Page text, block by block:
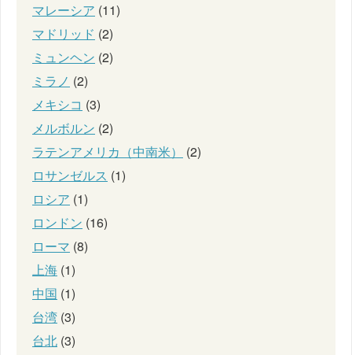
マレーシア (11)
マドリッド (2)
ミュンヘン (2)
ミラノ (2)
メキシコ (3)
メルボルン (2)
ラテンアメリカ（中南米）
(2)
ロサンゼルス (1)
ロシア (1)
ロンドン (16)
ローマ (8)
上海 (1)
中国 (1)
台湾 (3)
台北 (3)